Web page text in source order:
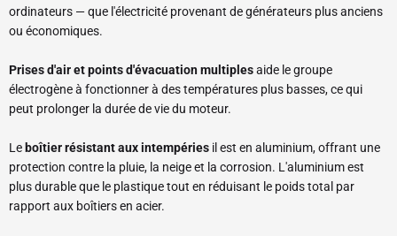
ordinateurs — que l'électricité provenant de générateurs plus anciens
ou économiques.
Prises d'air et points d'évacuation multiplesaide le groupe
électrogène à fonctionner à des températures plus basses, ce qui
peut prolonger la durée de vie du moteur.
Le boîtier résistant aux intempéries il est en aluminium, offrant une
protection contre la pluie, la neige et la corrosion. L'aluminium est
plus durable que le plastique tout en réduisant le poids total par
rapport aux boîtiers en acier.